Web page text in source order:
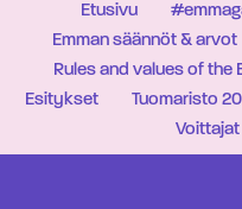
Etusivu
Emman säännöt & arvot
Rules and values of the
Esitykset
Tuomaristo